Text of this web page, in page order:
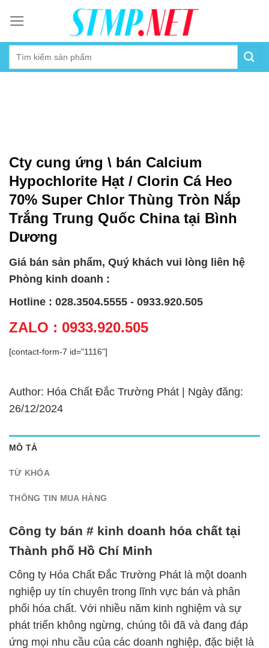
content
Cty cung ứng \ bán Calcium
Hypochlorite Hạt / Clorin Cá Heo
70% Super Chlor Thùng Tròn Nắp
Trắng Trung Quốc China tại Bình
Dương
Giá bán sản phẩm, Quý khách vui lòng liên hệ
Phòng kinh doanh :
Hotline : 028.3504.5555 - 0933.920.505
ZALO : 0933.920.505
[contact-form-7 id="1116"]
Author: Hóa Chất Đắc Trường Phát | Ngày đăng:
26/12/2024
MÔ TẢ
TỪ KHÓA
THÔNG TIN MUA HÀNG
Công ty bán # kinh doanh hóa chất tại
Thành phố Hồ Chí Minh
Công ty Hóa Chất Đắc Trường Phát là một doanh
nghiệp uy tín chuyên trong lĩnh vực bán và phân
phối hóa chất. Với nhiều năm kinh nghiệm và sự
phát triển không ngừng, chúng tôi đã và đang đáp
ứng mọi nhu cầu của các doanh nghiệp, đặc biệt là